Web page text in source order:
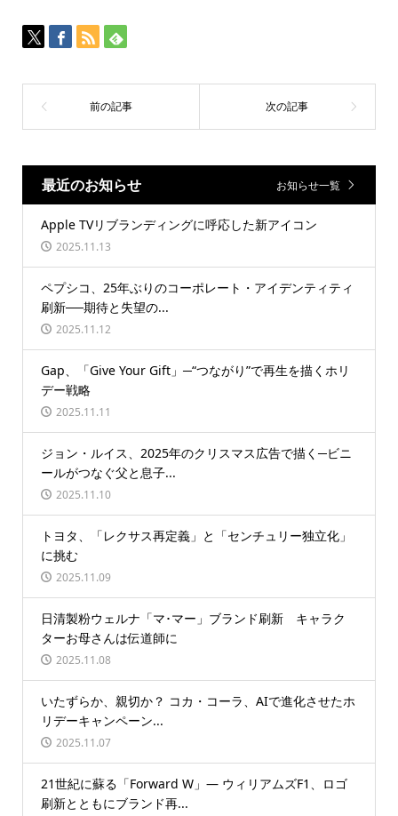
最近のお知らせ お知らせ一覧
Apple TVリブランディングに呼応した新アイコン
2025.11.13
ペプシコ、25年ぶりのコーポレート・アイデンティティ
刷新──期待と失望の...
2025.11.12
Gap、「Give Your Gift」─“つながり”で再生を描くホリ
デー戦略
2025.11.11
ジョン・ルイス、2025年のクリスマス広告で描く─ビニ
ールがつなぐ父と息子...
2025.11.10
トヨタ、「レクサス再定義」と「センチュリー独立化」
に挑む
2025.11.09
日清製粉ウェルナ「マ･マー」ブランド刷新 キャラク
ターお母さんは伝道師に
2025.11.08
いたずらか、親切か？ コカ・コーラ、AIで進化させたホ
リデーキャンペーン...
2025.11.07
21世紀に蘇る「Forward W」― ウィリアムズF1、ロゴ
刷新とともにブランド再...